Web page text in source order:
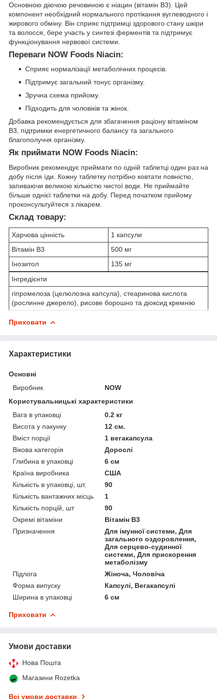
Основною діючою речовиною є ніацин (вітамін B3). Цей
компонент необхідний нормального протікання вуглеводного і
жирового обміну. Він сприяє підтримці здорового стану шкіри
та волосся, бере участь у синтезі ферментів та підтримує
функціонування нервової системи.
Переваги NOW Foods Niacin:
Сприяє нормалізації метаболічних процесів.
Підтримує загальний тонус організму.
Зручна схема прийому.
Підходить для чоловіків та жінок.
Добавка рекомендується для збагачення раціону вітаміном
B3, підтримки енергетичного балансу та загального
благополуччя організму.
Як приймати NOW Foods Niacin:
Виробник рекомендує приймати по одній таблетці один раз на
добу після їди. Кожну таблетку потрібно ковтати повністю,
запиваючи великою кількістю чистої води. Не приймайте
більше однієї таблетки на добу. Перед початком прийому
проконсультуйтеся з лікарем.
Склад товару:
Харчова цінність
1 капсули
Вітамін В3
500 мг
Інозитол
135 мг
Інгредієнти
гіпромелоза (целюлозна капсула), стеаринова кислота
(рослинне джерело), рисове борошно та діоксид кремнію
Приховати
Характеристики
Основні
Виробник
NOW
Користувальницькі характеристики
Вага в упаковці
0.2 кг
Висота у пакунку
12 см.
Вміст порції
1 вегакапсула
Вікова категорія
Дорослі
Глибина в упаковці
6 см
Країна виробника
США
Кількість в упаковці, шт.
90
Кількість вантажних місць
1
Кількість порцій, шт
90
Окремі вітаміни
Вітамін B3
Призначення
Для імунної системи, Для
загального оздоровлення,
Для серцево-судинної
системи, Для прискорення
метаболізму
Підлога
Жіноча, Чоловіча
Форма випуску
Капсулі, Вегакапсулі
Ширина в упаковці
6 см
Приховати
Умови доставки
Нова Пошта
Магазини Rozetka
Всі умови доставки